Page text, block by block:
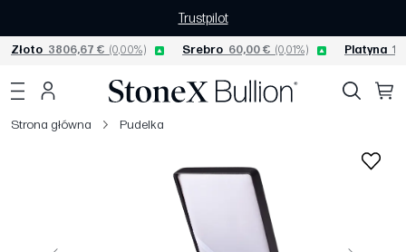
Trustpilot
Złoto 3806,67 € (0,00%) Srebro 60,00 € (0,01%) Platyna
Strona główna Pudelka